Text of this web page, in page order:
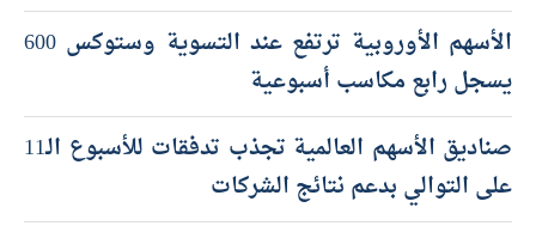
الأسهم الأوروبية ترتفع عند التسوية وستوكس 600
يسجل رابع مكاسب أسبوعية
صناديق الأسهم العالمية تجذب تدفقات للأسبوع الـ11
على التوالي بدعم نتائج الشركات